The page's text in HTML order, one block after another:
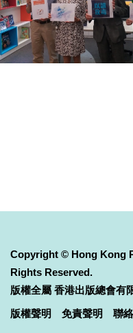
Copyright © Hong Kong
Rights Reserved.
版權全屬 香港出版總會有
版權聲明
免責聲明 聯